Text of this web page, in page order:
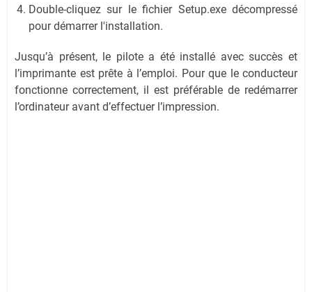
Double-cliquez sur le fichier Setup.exe décompressé
pour démarrer l'installation.
Jusqu’à présent, le pilote a été installé avec succès et
l’imprimante est prête à l’emploi. Pour que le conducteur
fonctionne correctement, il est préférable de redémarrer
l’ordinateur avant d’effectuer l’impression.